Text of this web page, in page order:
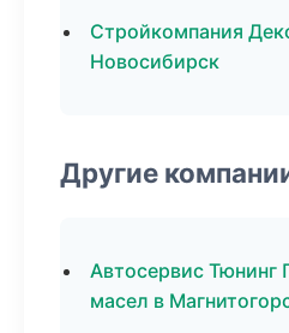
Стройкомпания
Новосибирск
Другие
Автосервис
масел в